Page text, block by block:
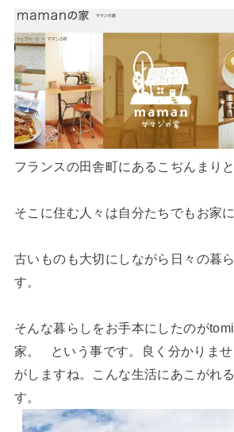
フランスの田舎町にあるこぢんまり
そこに住む人々は自分たちでもお家
古いものも大切にしながら日々の暮
す。
そんな暮らしをお手本にしたのが
家。 という事です。良く分かりませ
がしますね。こんな生活にあこがれ
す。